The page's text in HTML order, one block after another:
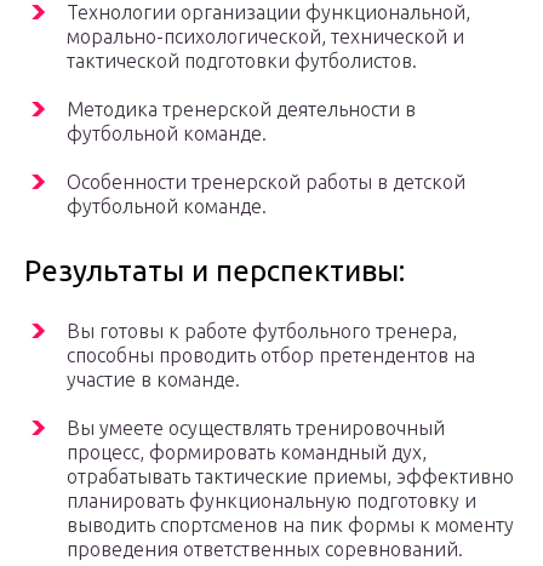
Технологии организации функциональной,
морально-психологической, технической и
тактической подготовки футболистов.
Методика тренерской деятельности в
футбольной команде.
Особенности тренерской работы в детской
футбольной команде.
Результаты и перспективы:
Вы готовы к работе футбольного тренера,
способны проводить отбор претендентов на
участие в команде.
Вы умеете осуществлять тренировочный
процесс, формировать командный дух,
отрабатывать тактические приемы, эффективно
планировать функциональную подготовку и
выводить спортсменов на пик формы к моменту
проведения ответственных соревнований.